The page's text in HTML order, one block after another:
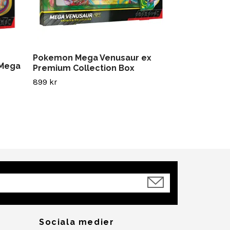
Pokemon Mega Venusaur ex
Premium Collection Box
899 kr
Sociala medier